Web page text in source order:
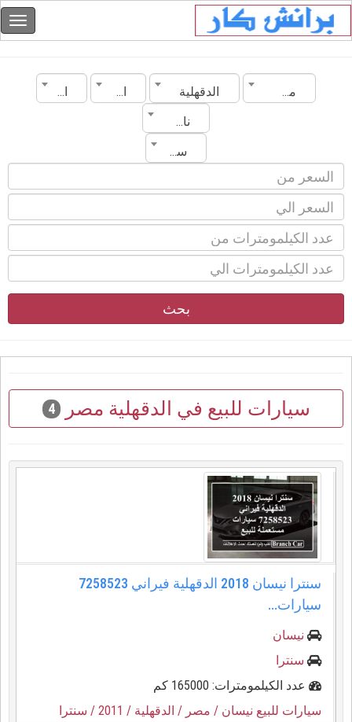
مصر الدقهلية الماركة
الموديل
ناقل الحركة
سنة الصنع
بحث
سيارات للبيع في الدقهلية مصر 4
سنترا نيسان 2018 الدقهلية فيراني 7258523
سيارات...
نيسان
سنترا
عدد الكيلمومترات: 165000 كم
سيارات للبيع نيسان / مصر / الدقهلية / 2011
/ سنترا